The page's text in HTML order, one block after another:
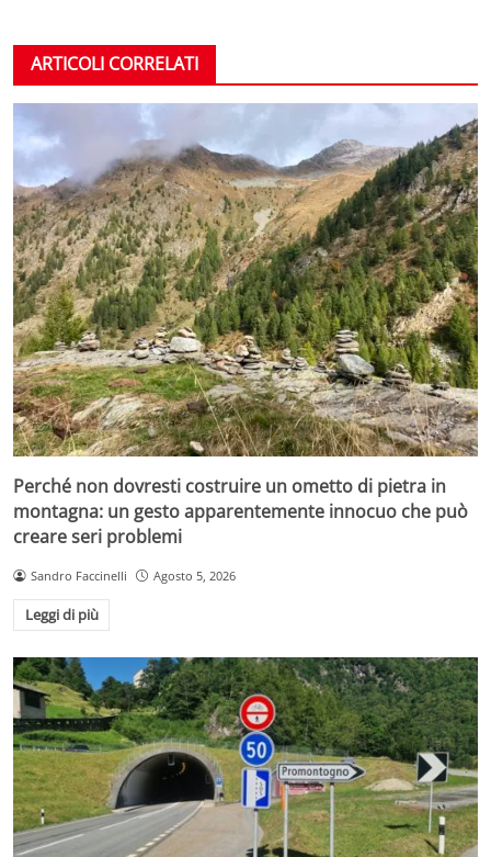
ARTICOLI CORRELATI
Perché non dovresti costruire un ometto di pietra in
montagna: un gesto apparentemente innocuo che può
creare seri problemi
Sandro Faccinelli Agosto 5, 2026
Leggi di più